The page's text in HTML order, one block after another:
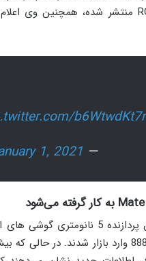
b6WtwdKt7r
— Teme (特米)
1, 2021
کایرین 9000 به عنوان اولین
1080 و کوالکام اسنپدراگون 888 وارد